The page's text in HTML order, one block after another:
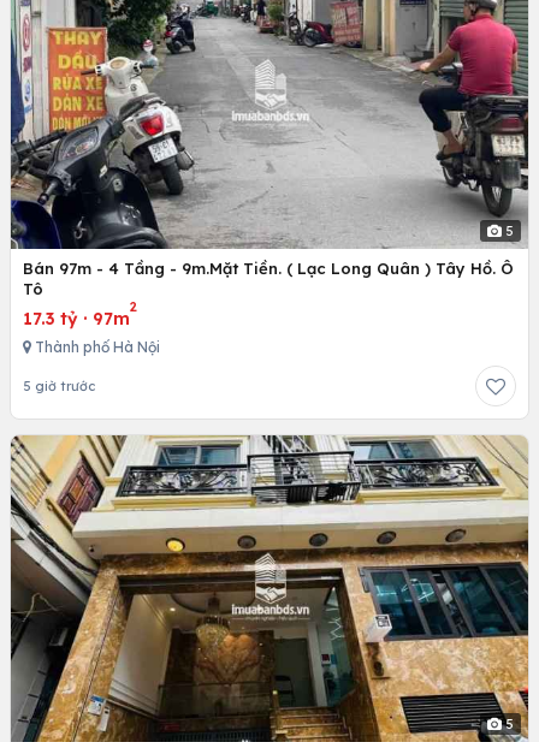
5
Bán 97m - 4 Tầng - 9m.Mặt Tiền. ( Lạc Long Quân ) Tây Hồ. Ô
Tô
17.3 tỷ · 97m
2
Thành phố Hà Nội
5 giờ trước
5